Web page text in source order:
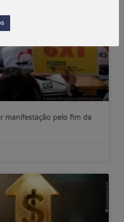
manifestação pelo fim da